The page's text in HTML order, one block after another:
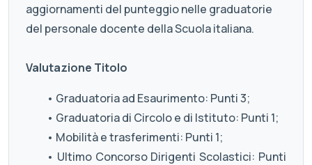
aggiornamenti del punteggio nelle graduatorie
del personale docente della Scuola italiana.
Valutazione Titolo
• Graduatoria ad Esaurimento: Punti 3;
• Graduatoria di Circolo e di Istituto: Punti 1;
• Mobilità e trasferimenti: Punti 1;
• Ultimo Concorso Dirigenti Scolastici: Punti